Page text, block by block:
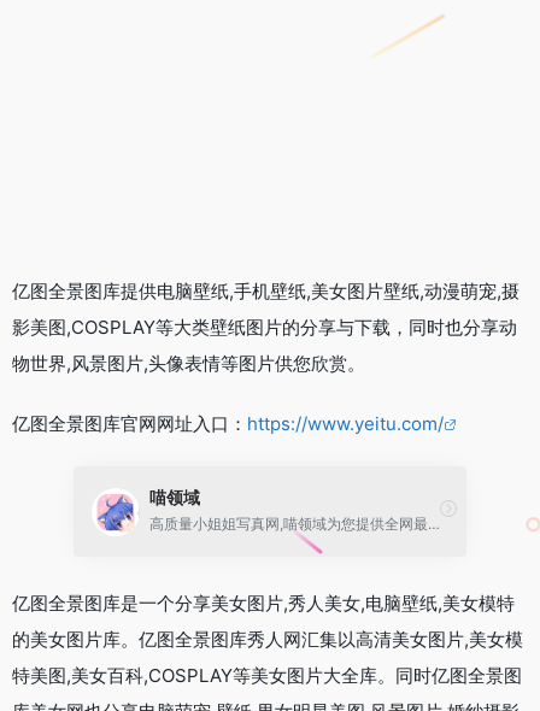
亿图全景图库提供电脑壁纸,手机壁纸,美女图片壁纸,动漫萌宠,摄
影美图,COSPLAY等大类壁纸图片的分享与下载，同时也分享动
物世界,风景图片,头像表情等图片供您欣赏。
亿图全景图库官网网址入口： https://www.yeitu.com/
喵领域
高质量小姐姐写真网,喵领域为您提供全网最全的森萝财团，喵糖映画,喵写真，风之领域，少女秩序，轻兰映画，二次元，绝对领域小姐姐的写真套图资源
亿图全景图库是一个分享美女图片,秀人美女,电脑壁纸,美女模特
的美女图片库。亿图全景图库秀人网汇集以高清美女图片,美女模
特美图,美女百科,COSPLAY等美女图片大全库。同时亿图全景图